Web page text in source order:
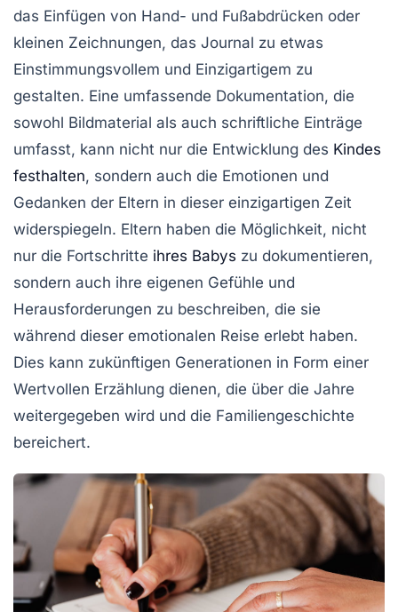
das Einfügen von Hand- und Fußabdrücken oder
kleinen Zeichnungen, das Journal zu etwas
Einstimmungsvollem und Einzigartigem zu
gestalten. Eine umfassende Dokumentation, die
sowohl Bildmaterial als auch schriftliche Einträge
umfasst, kann nicht nur die Entwicklung des Kindes
festhalten, sondern auch die Emotionen und
Gedanken der Eltern in dieser einzigartigen Zeit
widerspiegeln. Eltern haben die Möglichkeit, nicht
nur die Fortschritte ihres Babys zu dokumentieren,
sondern auch ihre eigenen Gefühle und
Herausforderungen zu beschreiben, die sie
während dieser emotionalen Reise erlebt haben.
Dies kann zukünftigen Generationen in Form einer
Wertvollen Erzählung dienen, die über die Jahre
weitergegeben wird und die Familiengeschichte
bereichert.